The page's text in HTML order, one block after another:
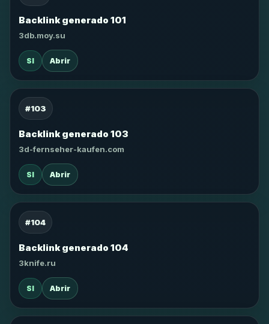
Backlink generado 101
3db.moy.su
SI Abrir
#103
Backlink generado 103
3d-fernseher-kaufen.com
SI Abrir
#104
Backlink generado 104
3knife.ru
SI Abrir